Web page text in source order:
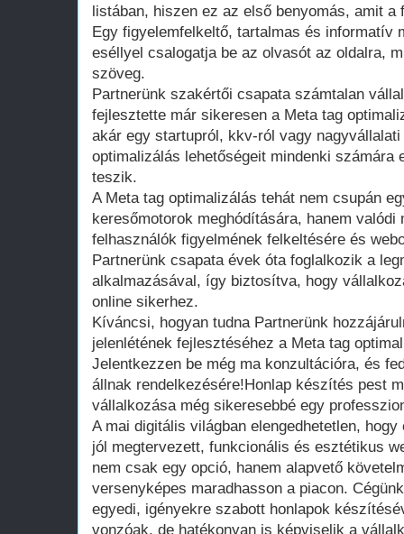
listában, hiszen ez az első benyomás, amit a
Egy figyelemfelkeltő, tartalmas és informatív
eséllyel csalogatja be az olvasót az oldalra,
szöveg.
Partnerünk szakértői csapata számtalan
fejlesztette már sikeresen a Meta tag
akár egy startupról, kkv-ról vagy
optimalizálás lehetőségeit mindenki számára
teszik.
A Meta tag optimalizálás tehát nem csupán
keresőmotorok meghódítására, hanem
felhasználók figyelmének felkeltésére és
Partnerünk csapata évek óta foglalkozik a
alkalmazásával, így biztosítva, hogy
online sikerhez.
Kíváncsi, hogyan tudna Partnerünk
jelenlétének fejlesztéséhez a Meta tag
Jelentkezzen be még ma konzultációra, és
állnak rendelkezésére!Honlap készítés pest
vállalkozása még sikeresebbé egy
A mai digitális világban elengedhetetlen,
jól megtervezett, funkcionális és esztétikus
nem csak egy opció, hanem alapvető
versenyképes maradhasson a piacon.
egyedi, igényekre szabott honlapok
vonzóak, de hatékonyan is képviselik a